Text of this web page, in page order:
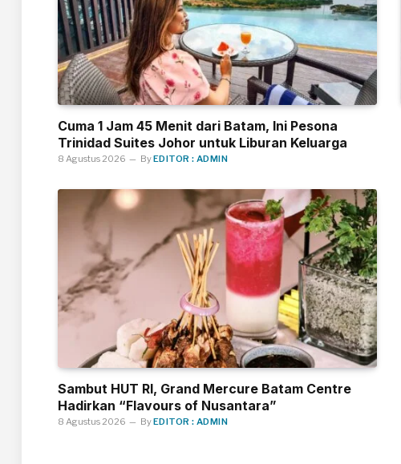
Cuma 1 Jam 45 Menit dari Batam, Ini Pesona
Trinidad Suites Johor untuk Liburan Keluarga
8 Agustus 2026 ByEDITOR : ADMIN
Sambut HUT RI, Grand Mercure Batam Centre
Hadirkan “Flavours of Nusantara”
8 Agustus 2026 ByEDITOR : ADMIN